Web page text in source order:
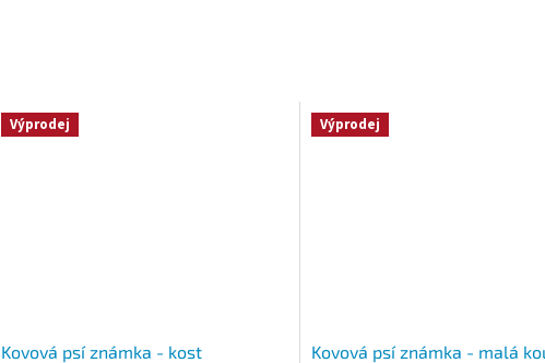
Výprodej
Kovová psí známka - kost
Výprodej
Kovová psí známka - malá